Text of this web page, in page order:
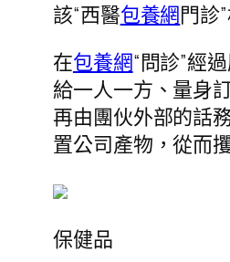
該“西醫包養網門診
在包養網“問診”經
給一人一方、量身
再由團伙外部的話
置公司產物，從而
保健品